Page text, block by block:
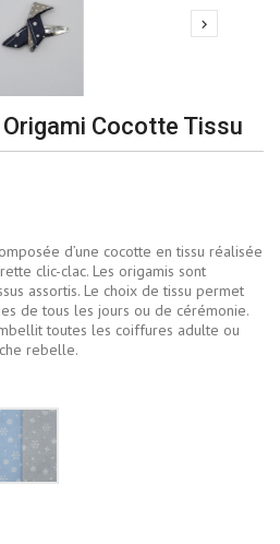

Cocotte Tissu
d’une cocotte en tissu réalisée
clic-clac. Les origamis sont
assortis. Le choix de tissu permet
de tous les jours ou de cérémonie.
toutes les coiffures adulte ou
rebelle.
ciel
gris